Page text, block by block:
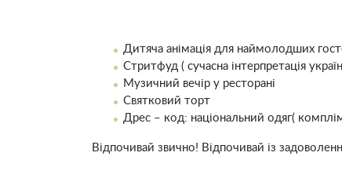
Дитяча анімація для наймолодших
Стритфуд ( сучасна інтерпретація
Музичний вечір у ресторані
Святковий торт
Дрес – код: національний одяг(
Відпочивай звично! Відпочивай із